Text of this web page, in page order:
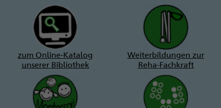
zum Online-Katalog
unserer Bibliothek
Weiterbildungen zur
Reha-Fachkraft